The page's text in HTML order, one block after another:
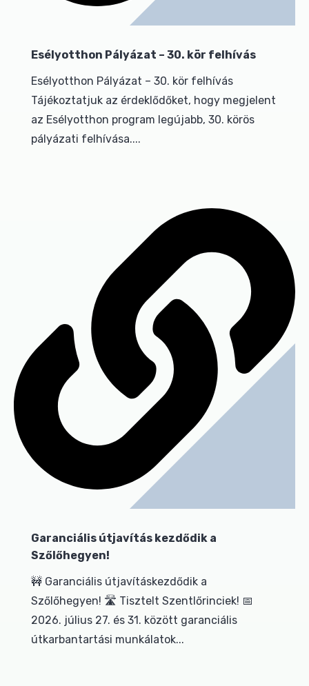
Esélyotthon Pályázat – 30. kör felhívás
Esélyotthon Pályázat – 30. kör felhívás
Tájékoztatjuk az érdeklődőket, hogy megjelent
az Esélyotthon program legújabb, 30. körös
pályázati felhívása....
Garanciális útjavítás kezdődik a
Szőlőhegyen!
🚧 Garanciális útjavításkezdődik a
Szőlőhegyen! 🛣️ Tisztelt Szentlőrinciek! 📅
2026. július 27. és 31. között garanciális
útkarbantartási munkálatok...